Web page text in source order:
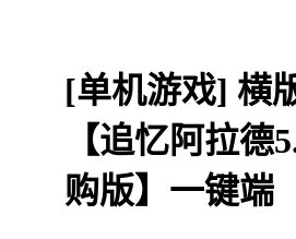
[单机游戏] 横
【追忆阿拉德
购版】一键端